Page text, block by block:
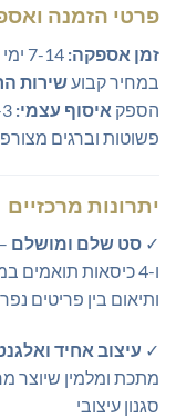
פרטי הזמנה
זמן אספקה:
במחיר קבועשירות
הספק איסוף עצמי:
פשוטות וברגים
יתרונות מרכזיים
✓ סט שלם ומושלם
ו-4 כיסאות
ותיאום בין פריטים
✓ עיצוב אחיד
מתכת ומלמין שיוצר
סגנון עיצובי